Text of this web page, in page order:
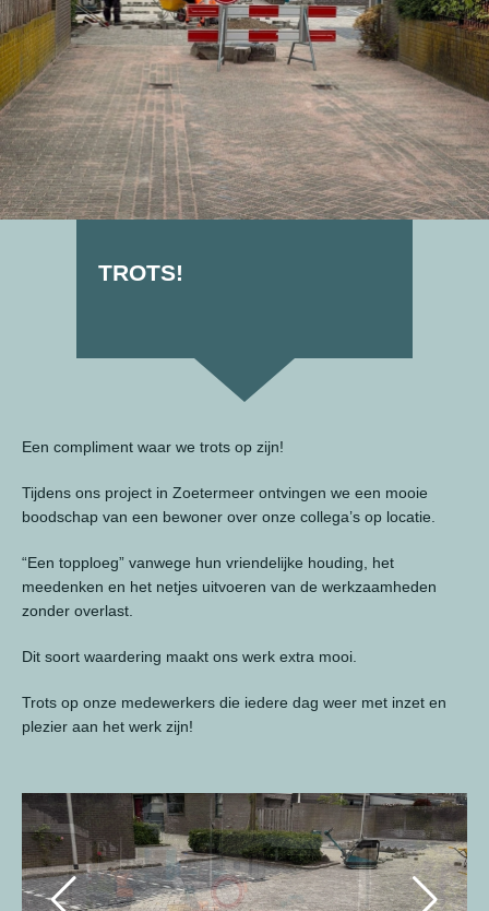
TROTS!
Een compliment waar we trots op zijn!
Tijdens ons project in Zoetermeer ontvingen we een mooie
boodschap van een bewoner over onze collega’s op locatie.
“Een topploeg” vanwege hun vriendelijke houding, het
meedenken en het netjes uitvoeren van de werkzaamheden
zonder overlast.
Dit soort waardering maakt ons werk extra mooi.
Trots op onze medewerkers die iedere dag weer met inzet en
plezier aan het werk zijn!